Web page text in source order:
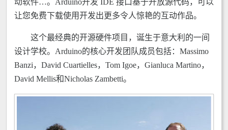
动软件…。Arduino开发 IDE 接口基于开放源代码，可以
让您免费下载使用开发出更多令人惊艳的互动作品。
这个最经典的开源硬件项目，诞生于意大利的一间
设计学校。Arduino的核心开发团队成员包括：Massimo
Banzi，David Cuartielles，Tom Igoe，Gianluca Martino，
David Mellis和Nicholas Zambetti。